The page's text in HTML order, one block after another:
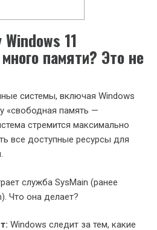
11
памяти? Это не
системы, включая Windows
«свободная память —
стремится максимально
все доступные ресурсы для
служба SysMain (ранее
Что она делает?
Windows следит за тем, какие